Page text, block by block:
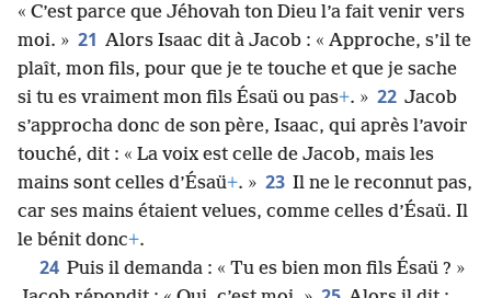
« C’est parce que Jéhovah ton Dieu l’a fait venir vers
moi. » 21 Alors Isaac dit à Jacob : « Approche, s’il te
plaît, mon fils, pour que je te touche et que je sache
si tu es vraiment mon fils Ésaü ou pas+. » 22 Jacob
s’approcha donc de son père, Isaac, qui après l’avoir
touché, dit : « La voix est celle de Jacob, mais les
mains sont celles d’Ésaü+. » 23 Il ne le reconnut pas,
car ses mains étaient velues, comme celles d’Ésaü. Il
le bénit donc+.
24 Puis il demanda : « Tu es bien mon fils Ésaü ? »